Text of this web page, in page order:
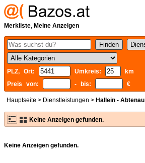
Merkliste, Meine Anzeigen
PLZ, Ort: Umkreis:
km
Preis von:
- bis: €
Hauptseite > Dienstleistungen > Hallein - Abtenau
Keine Anzeigen gefunden.
Keine Anzeigen gefunden.